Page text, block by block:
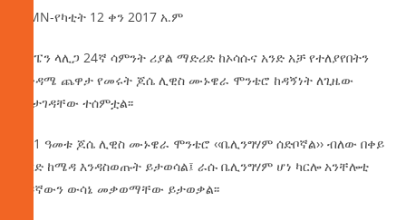
AMN-የካቲት 12 ቀን 2017 አ.ም
በስፔን ላሊጋ 24ኛ ሳምንት ሪያል ማድሪድ ከኦሳሱና አንድ አቻ የተለያየበትን
የቅዳሜ ጨዋታ የመሩት ጆሴ ሊዊስ ሙኑዌራ ሞንቴሮ ከዳኝነት ለጊዜው
መታገዳቸው ተሰምቷል፡፡
የ41 ዓመቱ ጆሴ ሊዊስ ሙኑዌራ ሞንቴሮ ‹‹ቤሊንግሃም ሰድቦኛል›› ብለው በቀይ
ካርድ ከሜዳ እንዳስወጡት ይታወሳል፤ ራሱ ቤሊንግሃም ሆነ ካርሎ አንቸሎቲ
የዳኛውን ውሳኔ መቃወማቸው ይታወቃል፡፡